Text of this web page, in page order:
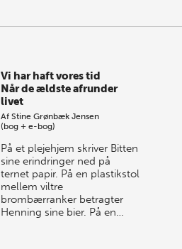
Vi har haft vores tid
Når de ældste afrunder
livet
AfStine Grønbæk Jensen
(bog + e-bog)
På et plejehjem skriver Bitten
sine erindringer ned på
ternet papir. På en plastikstol
mellem viltre
brombærranker betragter
Henning sine bier. På en…